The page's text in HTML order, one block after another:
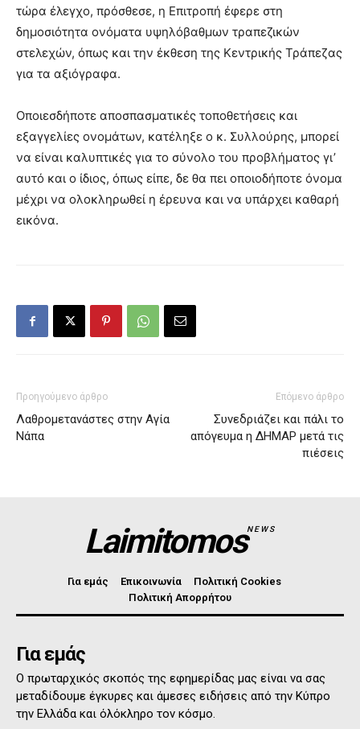
τώρα έλεγχο, πρόσθεσε, η Επιτροπή έφερε στη
δημοσιότητα ονόματα υψηλόβαθμων τραπεζικών
στελεχών, όπως και την έκθεση της Κεντρικής Τράπεζας
για τα αξιόγραφα.
Οποιεσδήποτε αποσπασματικές τοποθετήσεις και
εξαγγελίες ονομάτων, κατέληξε ο κ. Συλλούρης, μπορεί
να είναι καλυπτικές για το σύνολο του προβλήματος γι’
αυτό και ο ίδιος, όπως είπε, δε θα πει οποιοδήποτε όνομα
μέχρι να ολοκληρωθεί η έρευνα και να υπάρχει καθαρή
εικόνα.
Προηγούμενο άρθρο
Λαθρομετανάστες στην Αγία
Νάπα
Επόμενο άρθρο
Συνεδριάζει και πάλι το
απόγευμα η ΔΗΜΑΡ μετά τις
πιέσεις
LaimitomosNEWS
Για εμάς Επικοινωνία
Πολιτική Cookies
Πολιτική Απορρήτου
Για εμάς
Ο πρωταρχικός σκοπός της εφημερίδας μας είναι να σας
μεταδίδουμε έγκυρες και άμεσες ειδήσεις από την Κύπρο
την Ελλάδα και όλόκληρο τον κόσμο.